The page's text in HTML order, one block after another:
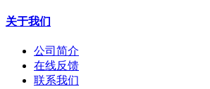
关于我们
公司简介
在线反馈
联系我们